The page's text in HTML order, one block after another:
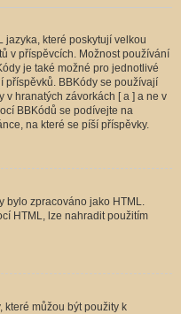
jazyka, které poskytují velkou
v příspěvcích. Možnost používání
je také možné pro jednotlivé
příspěvků. BBKódy se používají
v hranatých závorkách [ a ] a ne v
BBKódů se podívejte na
na které se píší příspěvky.
bylo zpracováno jako HTML.
HTML, lze nahradit použitím
můžou být použity k